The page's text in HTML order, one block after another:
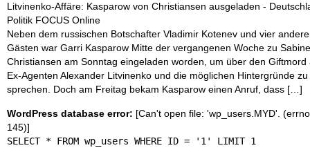
Litvinenko-Affäre: Kasparow von Christiansen ausgeladen -
Politik FOCUS Online
Neben dem russischen Botschafter Vladimir Kotenev und vier
Gästen war Garri Kasparow Mitte der vergangenen Woche zu Sabine
Christiansen am Sonntag eingeladen worden, um über den Giftmord
Ex-Agenten Alexander Litvinenko und die möglichen Hintergründe zu
sprechen. Doch am Freitag bekam Kasparow einen Anruf, dass […]
WordPress database error: [Can't open file: 'wp_users.MYD'.
145)]
SELECT * FROM wp_users WHERE ID = '1' LIMIT 1